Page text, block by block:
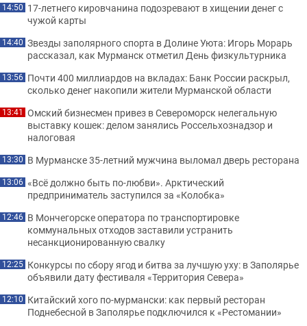
14:50 17-летнего кировчанина подозревают в хищении денег с
чужой карты
14:40 Звезды заполярного спорта в Долине Уюта: Игорь Морарь
рассказал, как Мурманск отметил День физкультурника
13:56 Почти 400 миллиардов на вкладах: Банк России раскрыл,
сколько денег накопили жители Мурманской области
13:41 Омский бизнесмен привез в Североморск нелегальную
выставку кошек: делом занялись Россельхознадзор и
налоговая
13:30 В Мурманске 35-летний мужчина выломал дверь ресторана
13:06 «Всё должно быть по-любви». Арктический
предприниматель заступился за «Колобка»
12:46 В Мончегорске оператора по транспортировке
коммунальных отходов заставили устранить
несанкционированную свалку
12:25 Конкурсы по сбору ягод и битва за лучшую уху: в Заполярье
объявили дату фестиваля «Территория Севера»
12:10 Китайский хого по-мурмански: как первый ресторан
Поднебесной в Заполярье подключился к «Рестомании»